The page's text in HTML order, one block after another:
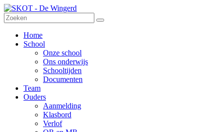
Home
School
Onze school
Ons onderwijs
Schooltijden
Documenten
Team
Ouders
Aanmelding
Klasbord
Verlof